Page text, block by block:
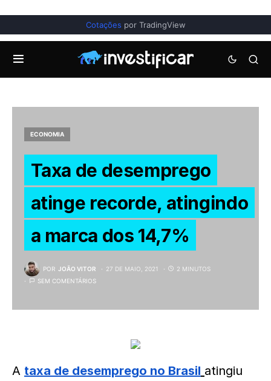
Cotações por TradingView
ECONOMIA
Taxa de desemprego
atinge recorde, atingindo
a marca dos 14,7%
POR JOÃO VITOR 27 DE MAIO, 2021
2 MINUTOS
SEM COMENTÁRIOS
A taxa de desemprego no Brasil atingiu